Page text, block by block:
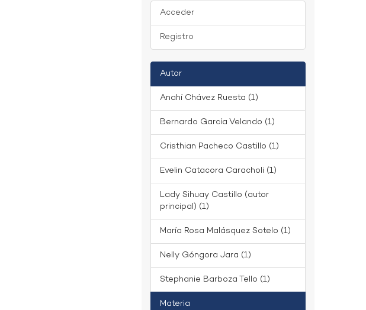
Acceder
Registro
Autor
Anahí Chávez Ruesta (1)
Bernardo García Velando (1)
Cristhian Pacheco Castillo (1)
Evelin Catacora Caracholi (1)
Lady Sihuay Castillo (autor
principal) (1)
María Rosa Malásquez Sotelo (1)
Nelly Góngora Jara (1)
Stephanie Barboza Tello (1)
Materia